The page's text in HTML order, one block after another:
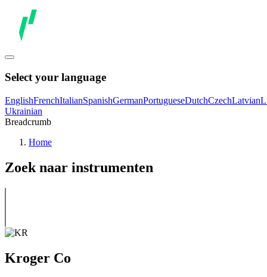
Select your language
EnglishFrenchItalianSpanishGermanPortugueseDutchCzechLatvian
Ukrainian
Breadcrumb
Home
Zoek naar instrumenten
Kroger Co